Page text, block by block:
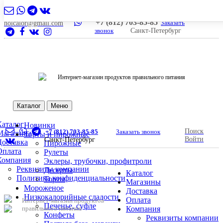
nolcalor@gmail.com +7 (812) 703-85-85 Заказать
звонок
Санкт-Петербург
Интернет-магазин продуктов правильного питания
Каталог Меню
Реквизиты компании
Политика конфиденциальности
Новинки
Торты и пирожные
Пирожные
Рулеты
Эклеры, трубочки, профитроли
Десерты
Торты
Мороженое
Низкокалорийные сладости
Печенье, суфле
Конфеты
+7 (812) 703-85-85
Заказать звонок
Санкт-Петербург
Поиск
Войти
Интернет-магазин продуктов
правильного питания
Каталог
Магазины
Доставка
Оплата
Компания
Реквизиты компании